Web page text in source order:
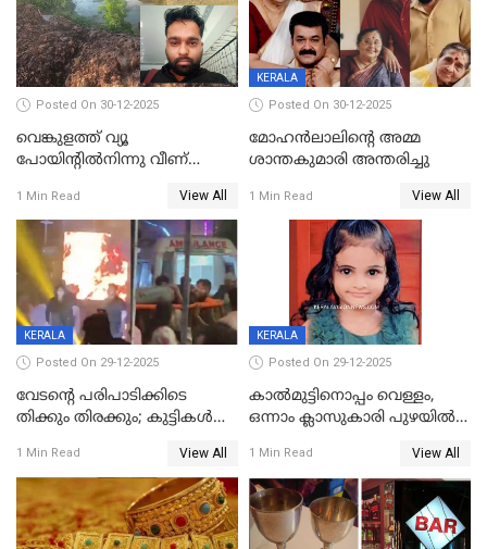
Posted On 30-12-2025
വെങ്കുളത്ത് വ്യൂ
പോയിന്റിൽനിന്നു വീണ്
1 Min Read View All
KERALA
Posted On 30-12-2025
മോഹന്‍ലാലിന്‍റെ അമ്മ
ശാന്തകുമാരി അന്തരിച്ചു
1 Min Read View All
KERALA
Posted On 29-12-2025
വേടന്റെ പരിപാടിക്കിടെ
തിക്കും തിരക്കും; കുട്ടികള്‍
പരിക്ക്; പാളം മറികടന്ന
യുവാവ് ട്രെയിന്‍ തട്ടി മരിച്ചു
1 Min Read View All
KERALA
Posted On 29-12-2025
കാൽമുട്ടിനൊപ്പം വെള്ളം,
ഒന്നാം ക്ലാസുകാരി പുഴയിൽ
കുട്ടികൾക്കൊപ്പം
കളിക്കുന്നതിനിടെ
1 Min Read View All